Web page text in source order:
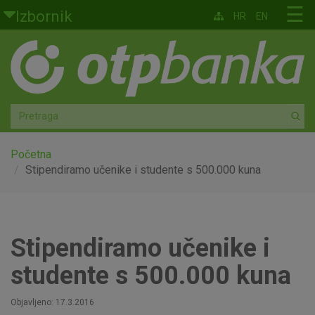
Skoči na glavni sadržaj
Izbornik
Građani
Privatno bankarstvo
Agro
Mala poduzeća i obrtnici
Faktoring
☰
HR EN
Početna
Stipendiramo učenike i studente s 500.000 kuna
Stipendiramo učenike i
studente s 500.000 kuna
Objavljeno: 17.3.2016